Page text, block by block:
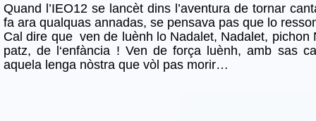
Quand l’IEO12 se lancèt dins l’aventura de tornar
fa ara qualquas annadas, se pensava pas que lo
Cal dire que ven de luènh lo Nadalet, Nadalet,
patz, de l‘enfància ! Ven de força luènh, amb sas
aquela lenga nòstra que vòl pas morir…